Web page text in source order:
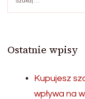
Ostatnie wpisy
Kupujesz
wpływa na